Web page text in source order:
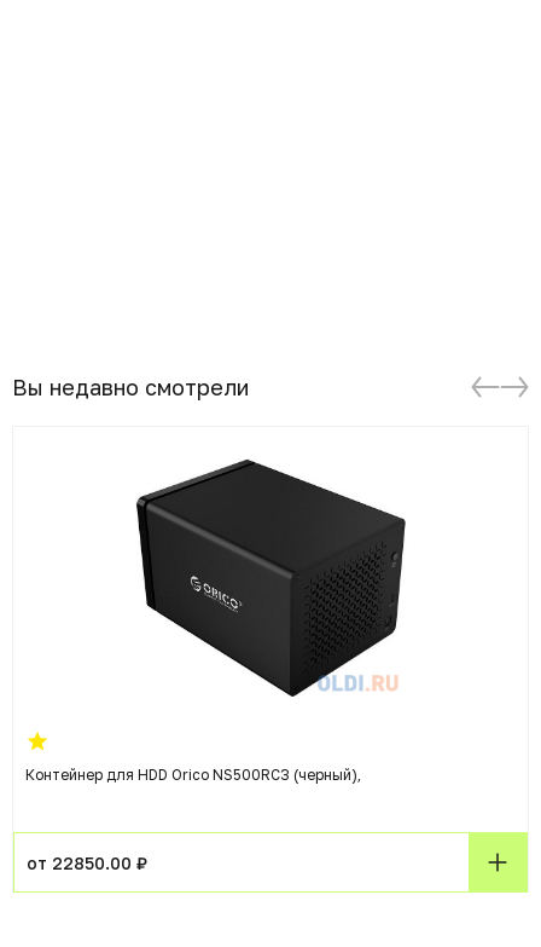
Вы недавно смотрели
Контейнер для HDD Orico NS500RC3 (черный),
от 22850.00 ₽